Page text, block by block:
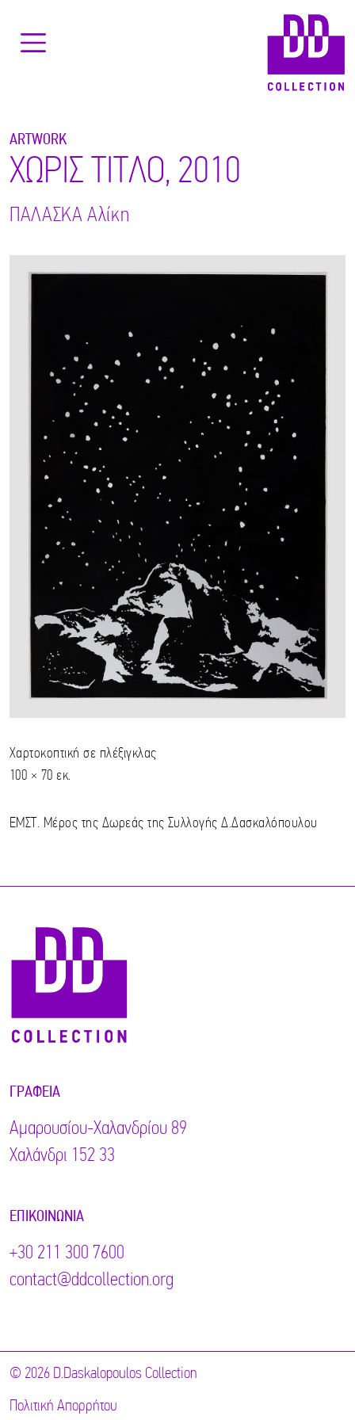
ARTWORK
ΧΩΡΙΣ ΤΙΤΛΟ, 2010
ΠΑΛΑΣΚΑ Αλίκη
Χαρτοκοπτική σε πλέξιγκλας
100 × 70 εκ.
ΕΜΣΤ. Μέρος της Δωρεάς της Συλλογής Δ.Δασκαλόπουλου
ΓΡΑΦΕΊΑ
Αμαρουσίου-Χαλανδρίου 89
Χαλάνδρι 152 33
ΕΠΙΚΟΙΝΩΝΊΑ
+30 211 300 7600
contact@ddcollection.org
© 2026 D.Daskalopoulos Collection
Πολιτική Απορρήτου